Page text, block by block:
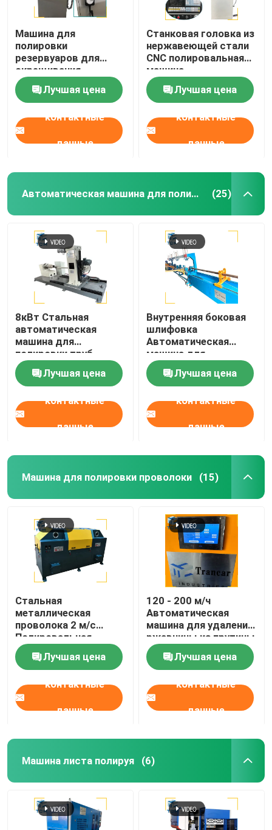
Машина для
полировки
резервуаров для
скрещивания
поверхности с ЧПУ
Танки Для
металлических
сосудов Зеркальное
полирование
Лучшая цена
контактные
данные
Станковая головка из
нержавеющей стали
CNC полировальная
машина
Автоматическая
ленточная
полировальная
полировальная
машина
Лучшая цена
контактные
данные
Автоматическая машина для полировки труб (25)
8кВт Стальная
автоматическая
машина для
полировки труб
Лучшая цена
контактные
данные
Внутренняя боковая
шлифовка
Автоматическая
машина для
полировки Стальная
однотрубная
шлифовка
Лучшая цена
контактные
данные
Машина для полировки проволоки (15)
Стальная
металлическая
проволока 2 м/с
Полировальная
машина Стержни
шлифования
Смельчатая машина
Лучшая цена
контактные
данные
120 - 200 м/ч
Автоматическая
машина для удаления
ржавчины из прутины
Лучшая цена
контактные
данные
Машина листа полируя (6)